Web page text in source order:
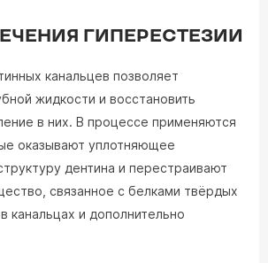
ГИПЕРЕСТЕЗИИ
канальцев позволяет
жидкости и восстановить
в них. В процессе применяются
оказывают уплотняющее
дентина и перестраивают
связанное с белками твёрдых
канальцах и дополнительно